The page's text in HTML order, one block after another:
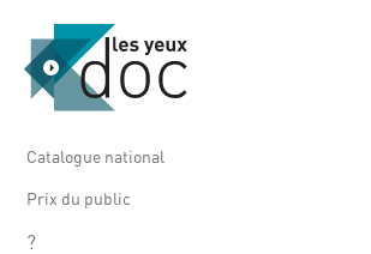
Catalogue national
Prix du public
?